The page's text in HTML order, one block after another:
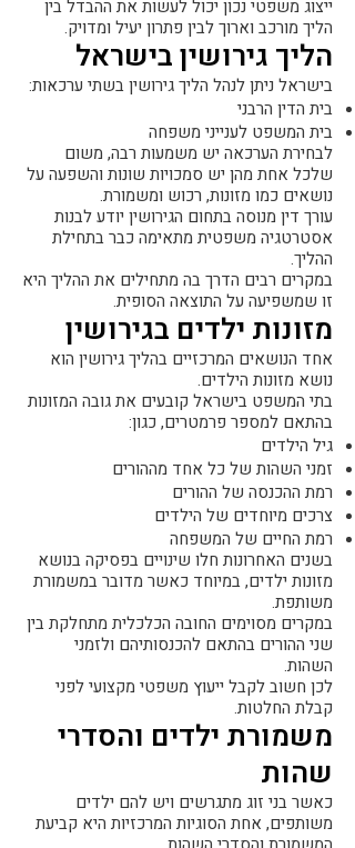
ייצוג משפטי נכון יכול לעשות את ההבדל בין
הליך מורכב וארוך לבין פתרון יעיל ומדויק.
הליך גירושין בישראל
בישראל ניתן לנהל הליך גירושין בשתי ערכאות:
בית הדין הרבני
בית המשפט לענייני משפחה
לבחירת הערכאה יש משמעות רבה, משום
שלכל אחת מהן יש סמכויות שונות והשפעה על
נושאים כמו מזונות, רכוש ומשמורת.
עורך דין מנוסה בתחום הגירושין יודע לבנות
אסטרטגיה משפטית מתאימה כבר בתחילת
ההליך.
במקרים רבים הדרך בה מתחילים את ההליך היא
זו שמשפיעה על התוצאה הסופית.
מזונות ילדים בגירושין
אחד הנושאים המרכזיים בהליך גירושין הוא
נושא מזונות הילדים.
בתי המשפט בישראל קובעים את גובה המזונות
בהתאם למספר פרמטרים, כגון:
גיל הילדים
זמני השהות של כל אחד מההורים
רמת ההכנסה של ההורים
צרכים מיוחדים של הילדים
רמת החיים של המשפחה
בשנים האחרונות חלו שינויים בפסיקה בנושא
מזונות ילדים, במיוחד כאשר מדובר במשמורת
משותפת.
במקרים מסוימים החובה הכלכלית מתחלקת בין
שני ההורים בהתאם להכנסותיהם ולזמני
השהות.
לכן חשוב לקבל ייעוץ משפטי מקצועי לפני
קבלת החלטות.
משמורת ילדים והסדרי
שהות
כאשר בני זוג מתגרשים ויש להם ילדים
משותפים, אחת הסוגיות המרכזיות היא קביעת